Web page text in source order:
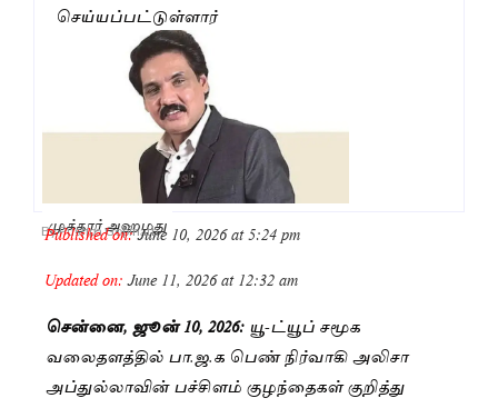
செய்யப்பட்டுள்ளார்
முக்தார் அஹமது
ByPushpa Gopinath
Published on:June 10, 2026 at 5:24 pm
Updated on:June 11, 2026 at 12:32 am
சென்னை, ஜூன் 10, 2026: யூ-ட்யூப் சமூக
வலைதளத்தில் பா.ஜ.க பெண் நிர்வாகி அலிசா
அப்துல்லாவின் பச்சிளம் குழந்தைகள் குறித்து